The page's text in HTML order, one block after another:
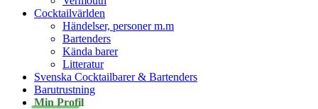
Cocktailvärlden
Händelser, personer m.m
Bartenders
Kända barer
Litteratur
Svenska Cocktailbarer & Bartenders
Barutrustning
Min Profil